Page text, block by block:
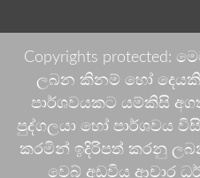
Copyrights
ලබන කිනම් හෝ
පාර්ශවයකට යම්කිසි
පුද්ගලයා හෝ පාර්ශවය
කරමින් ඉදිරිපත් කරනු
වෙබ් අඩවිය ආචාර